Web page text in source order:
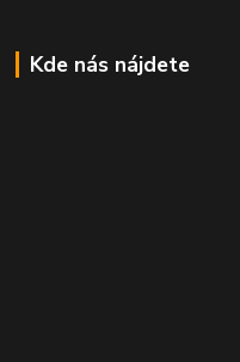
Kde nás nájdete